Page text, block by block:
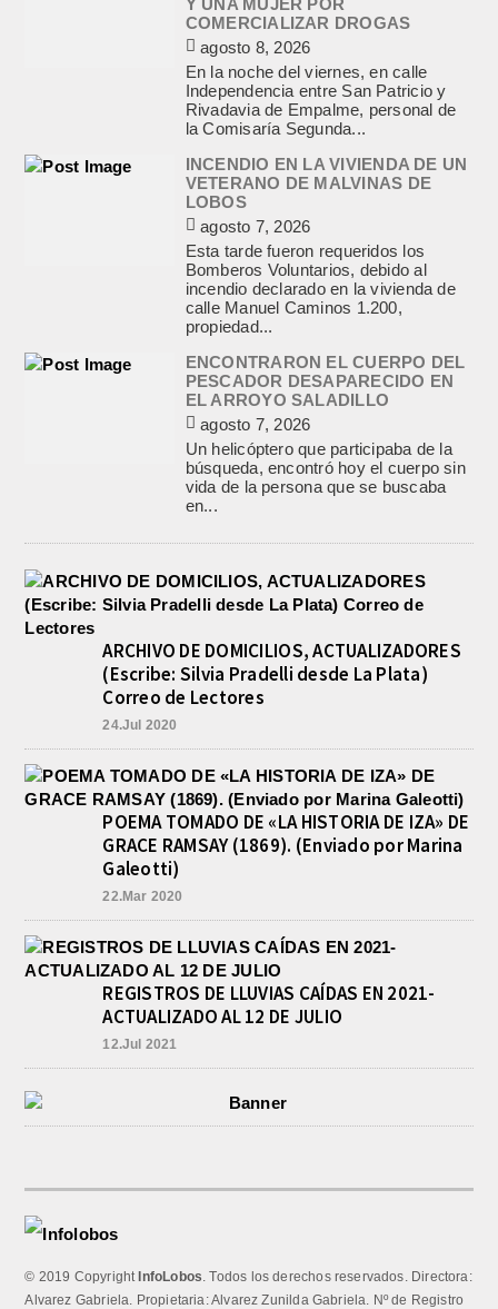
Y UNA MUJER POR
COMERCIALIZAR DROGAS
agosto 8, 2026
En la noche del viernes, en calle
Independencia entre San Patricio y
Rivadavia de Empalme, personal de
la Comisaría Segunda...
INCENDIO EN LA VIVIENDA DE UN
VETERANO DE MALVINAS DE
LOBOS
agosto 7, 2026
Esta tarde fueron requeridos los
Bomberos Voluntarios, debido al
incendio declarado en la vivienda de
calle Manuel Caminos 1.200,
propiedad...
ENCONTRARON EL CUERPO DEL
PESCADOR DESAPARECIDO EN
EL ARROYO SALADILLO
agosto 7, 2026
Un helicóptero que participaba de la
búsqueda, encontró hoy el cuerpo sin
vida de la persona que se buscaba
en...
ARCHIVO DE DOMICILIOS, ACTUALIZADORES
(Escribe: Silvia Pradelli desde La Plata)
Correo de Lectores
24.Jul 2020
POEMA TOMADO DE «LA HISTORIA DE IZA» DE
GRACE RAMSAY (1869). (Enviado por Marina
Galeotti)
22.Mar 2020
REGISTROS DE LLUVIAS CAÍDAS EN 2021-
ACTUALIZADO AL 12 DE JULIO
12.Jul 2021
© 2019 CopyrightInfoLobos . Todos los derechos reservados. Directora:
Alvarez Gabriela. Propietaria: Alvarez Zunilda Gabriela. Nº de Registro